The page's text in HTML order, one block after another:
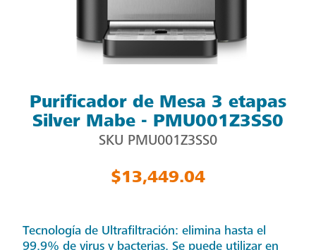
Purificador de Mesa 3 etapas
Silver Mabe - PMU001Z3SS0
SKU PMU001Z3SS0
$13,449.04
Tecnología de Ultrafiltración: elimina hasta el
99.9% de virus y bacterias. Se puede utilizar en